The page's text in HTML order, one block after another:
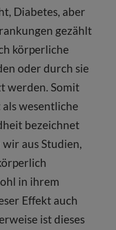
Diabetes, aber
gezählt
körperliche
oder durch sie
werden. Somit
wesentliche
bezeichnet
aus Studien,
in ihrem
Effekt auch
ist dieses